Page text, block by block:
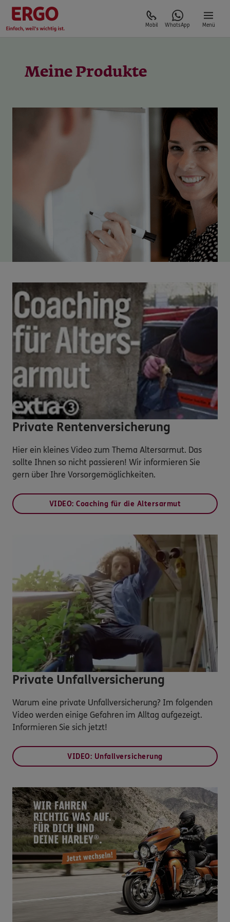
Mobil WhatsApp Menü
Meine Produkte
Private Rentenversicherung
Hier ein kleines Video zum Thema Altersarmut. Das
sollte Ihnen so nicht passieren! Wir informieren Sie
gern über Ihre Vorsorgemöglichkeiten.
VIDEO: Coaching für die Altersarmut
Private Unfallversicherung
Warum eine private Unfallversicherung? Im folgenden
Video werden einige Gefahren im Alltag aufgezeigt.
Informieren Sie sich jetzt!
VIDEO: Unfallversicherung